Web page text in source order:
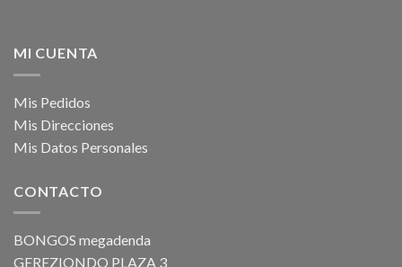
MI CUENTA
Mis Pedidos
Mis Direcciones
Mis Datos Personales
CONTACTO
BONGOS megadenda
GEREZIONDO PLAZA 3